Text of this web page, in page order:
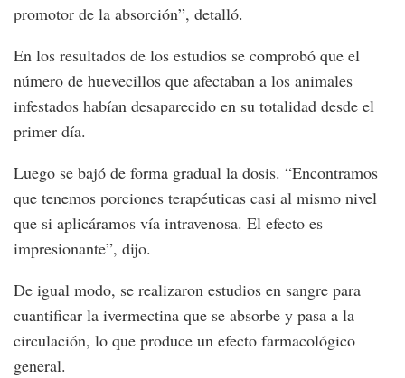
promotor de la absorción”, detalló.
En los resultados de los estudios se comprobó que el
número de huevecillos que afectaban a los animales
infestados habían desaparecido en su totalidad desde el
primer día.
Luego se bajó de forma gradual la dosis. “Encontramos
que tenemos porciones terapéuticas casi al mismo nivel
que si aplicáramos vía intravenosa. El efecto es
impresionante”, dijo.
De igual modo, se realizaron estudios en sangre para
cuantificar la ivermectina que se absorbe y pasa a la
circulación, lo que produce un efecto farmacológico
general.